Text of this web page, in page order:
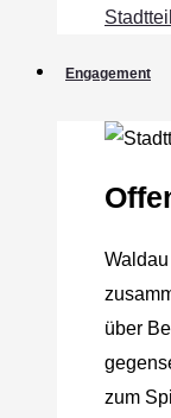
Engagement
über
zum